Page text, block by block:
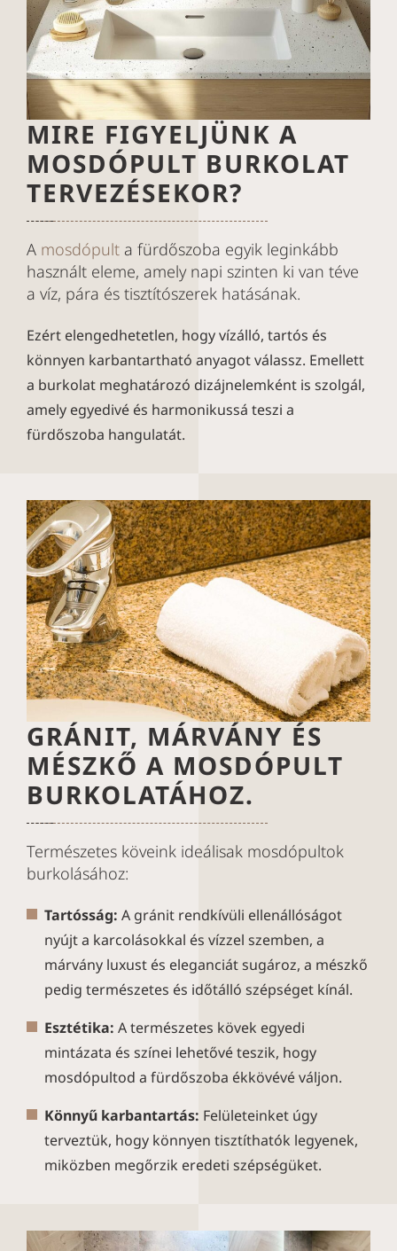
MIRE FIGYELJÜNK A
MOSDÓPULT BURKOLAT
TERVEZÉSEKOR?
A mosdópult a fürdőszoba egyik leginkább
használt eleme, amely napi szinten ki van téve
a víz, pára és tisztítószerek hatásának.
Ezért elengedhetetlen, hogy vízálló, tartós és
könnyen karbantartható anyagot válassz. Emellett
a burkolat meghatározó dizájnelemként is szolgál,
amely egyedivé és harmonikussá teszi a
fürdőszoba hangulatát.
GRÁNIT, MÁRVÁNY ÉS
MÉSZKŐ A MOSDÓPULT
BURKOLATÁHOZ.
Természetes köveink ideálisak mosdópultok
burkolásához:
Tartósság: A gránit rendkívüli ellenállóságot
nyújt a karcolásokkal és vízzel szemben, a
márvány luxust és eleganciát sugároz, a mészkő
pedig természetes és időtálló szépséget kínál.
Esztétika: A természetes kövek egyedi
mintázata és színei lehetővé teszik, hogy
mosdópultod a fürdőszoba ékkövévé váljon.
Könnyű karbantartás: Felületeinket úgy
terveztük, hogy könnyen tisztíthatók legyenek,
miközben megőrzik eredeti szépségüket.